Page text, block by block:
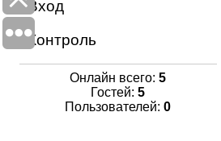
Вход
Контроль
Онлайн всего: 5
Гостей: 5
Пользователей: 0